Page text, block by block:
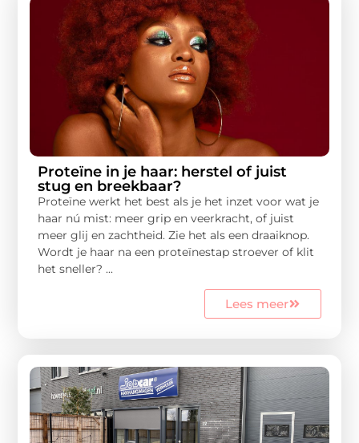
Proteïne in je haar: herstel of juist
stug en breekbaar?
Proteïne werkt het best als je het inzet voor wat je
haar nú mist: meer grip en veerkracht, of juist
meer glij en zachtheid. Zie het als een draaiknop.
Wordt je haar na een proteïnestap stroever of klit
het sneller? ...
Lees meer